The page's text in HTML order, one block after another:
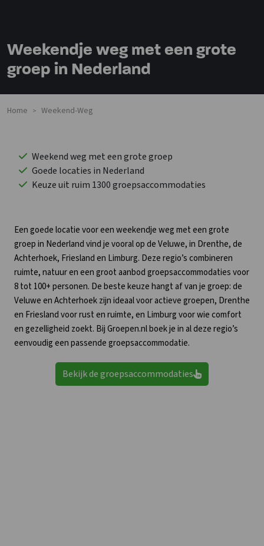
Weekendje weg met een grote
groep in Nederland
Home > Weekend-Weg
Weekend weg met een grote groep
Goede locaties in Nederland
Keuze uit ruim 1300 groepsaccommodaties
Een goede locatie voor een weekendje weg met een grote
groep in Nederland vind je vooral op de Veluwe, in Drenthe, de
Achterhoek, Friesland en Limburg. Deze regio’s combineren
ruimte, natuur en een groot aanbod groepsaccommodaties voor
8 tot 100+ personen. De beste keuze hangt af van je groep: de
Veluwe en Achterhoek zijn ideaal voor actieve groepen, Drenthe
en Friesland voor rust en ruimte, en Limburg voor wie comfort
en gezelligheid zoekt. Bij Groepen.nl boek je in al deze regio’s
eenvoudig een passende groepsaccommodatie.
Bekijk de groepsaccommodaties